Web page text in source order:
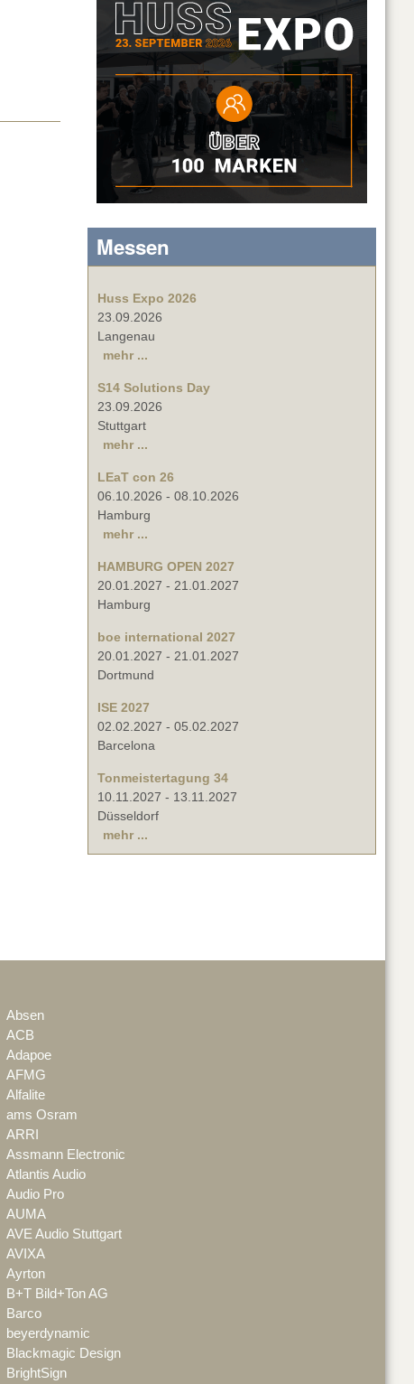
Messen
Huss Expo 2026
23.09.2026
Langenau
mehr ...
S14 Solutions Day
23.09.2026
Stuttgart
mehr ...
LEaT con 26
06.10.2026 - 08.10.2026
Hamburg
mehr ...
HAMBURG OPEN 2027
20.01.2027 - 21.01.2027
Hamburg
boe international 2027
20.01.2027 - 21.01.2027
Dortmund
ISE 2027
02.02.2027 - 05.02.2027
Barcelona
Tonmeistertagung 34
10.11.2027 - 13.11.2027
Düsseldorf
mehr ...
Absen
ACB
Adapoe
AFMG
Alfalite
ams Osram
ARRI
Assmann Electronic
Atlantis Audio
Audio Pro
AUMA
AVE Audio Stuttgart
AVIXA
Ayrton
B+T Bild+Ton AG
Barco
beyerdynamic
Blackmagic Design
BrightSign